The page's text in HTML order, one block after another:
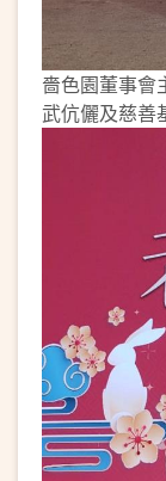
嗇色園董事會
武伉儷及慈善